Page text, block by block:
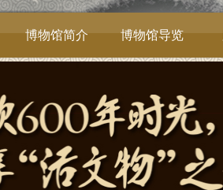
博物馆简介 博物馆导览